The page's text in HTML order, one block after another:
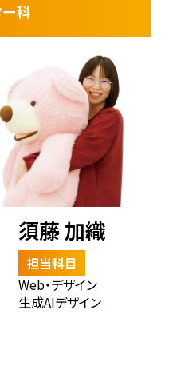
ー科
須藤 加織
担当科目
Web・デザイン
生成AIデザイン